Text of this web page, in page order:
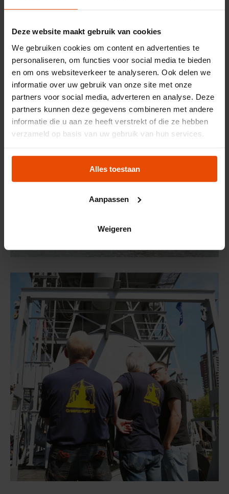
Deze website maakt gebruik van cookies
We gebruiken cookies om content en advertenties te
personaliseren, om functies voor social media te bieden
en om ons websiteverkeer te analyseren. Ook delen we
informatie over uw gebruik van onze site met onze
partners voor social media, adverteren en analyse. Deze
partners kunnen deze gegevens combineren met andere
informatie die u aan ze heeft verstrekt of die ze hebben
verzameld op basis van uw gebruik van hun services.
Alles toestaan
Aanpassen
Weigeren
Op de dag van de terugreis maakte fotograaf Theo de Man
prachtige foto's: